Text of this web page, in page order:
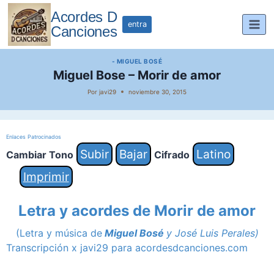
Saltar
contenido
Acordes D
Canciones
entra
- MIGUEL BOSÉ
Miguel Bose – Morir de amor
Por javi29 noviembre 30, 2015
Enlaces Patrocinados
Cambiar Tono Subir Bajar Cifrado
Latino
Imprimir
Letra y acordes de Morir de amor
(Letra y música de Miguel Bosé yJosé Luis Perales)
Transcripción x javi29 para acordesdcanciones.com